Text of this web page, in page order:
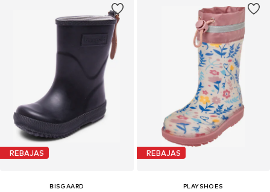
REBAJAS
BISGAARD
REBAJAS
PLAYSHOES